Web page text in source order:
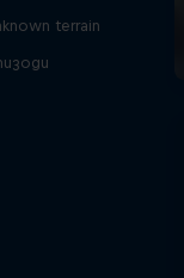
terrain